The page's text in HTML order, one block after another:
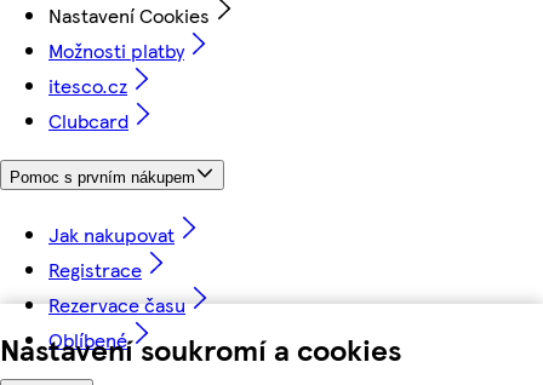
Nastavení soukromí a cookies
Nastavení Cookies
Možnosti platby
itesco.cz
Clubcard
Pomoc s prvním nákupem
Jak nakupovat
Registrace
Rezervace času
Oblíbené